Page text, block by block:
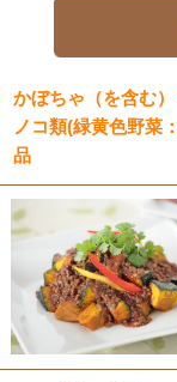
かぼちゃ（を含む
ノコ類(緑黄色野菜
品